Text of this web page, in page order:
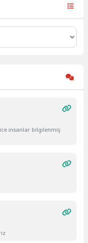
insanlar bilgilenmiş